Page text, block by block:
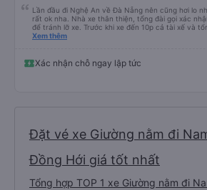
Lần đầu đi Nghệ An về Đà Nẵng nên cũng hơi lo
rất ok nha. Nhà xe thân thiện, tổng đài gọi xác nhận và nhắc nhở lịch chạy
để tránh lỡ xe. Trước khi xe đến 10p cả tài xế và
tin về biển số xe và số điện thoại tài xế đều trùng
thời gian dự kiến. 10 điểm, lần sau có nhu cầu sẽ chọn nhà xe này để đi Vinh
<-> Đà Nẵng
Xem thêm
Xác nhận chỗ ngay lập tức
Đặt vé xe Giường nằm đi
Đồng Hới giá tốt nhất
Tổng hợp TOP 1 xe Giường nằm đi